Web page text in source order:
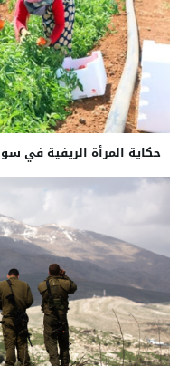
حكاية المرأة الريفية في